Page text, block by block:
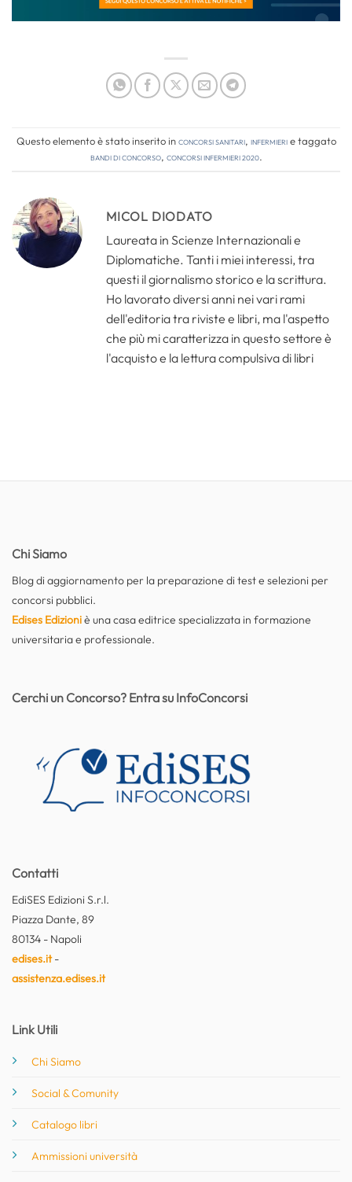
Questo elemento è stato inserito inConcorsi Sanitari, Infermierie taggato
bandi di concorso, concorsi infermieri 2020.
MICOL DIODATO
Laureata in Scienze Internazionali e
Diplomatiche. Tanti i miei interessi, tra
questi il giornalismo storico e la scrittura.
Ho lavorato diversi anni nei vari rami
dell'editoria tra riviste e libri, ma l'aspetto
che più mi caratterizza in questo settore è
l'acquisto e la lettura compulsiva di libri
Chi Siamo
Blog di aggiornamento per la preparazione di test e selezioni per
concorsi pubblici.
Edises Edizioniè una casa editrice specializzata in formazione
universitaria e professionale.
Contatti
EdiSES Edizioni S.r.l.
Piazza Dante, 89
80134 - Napoli
edises.it-
assistenza.edises.it
Link Utili
Chi Siamo
Social & Comunity
Catalogo libri
Ammissioni università
Cerchi un Concorso? Entra su InfoConcorsi